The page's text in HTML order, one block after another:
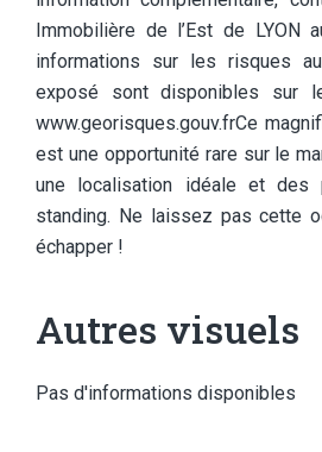
Immobilière de l’Est de LYON
informations sur les risques
exposé sont disponibles sur
www.georisques.gouv.frCe
est une opportunité rare sur le
une localisation idéale et des
standing. Ne laissez pas cette
échapper !
Autres visuels
Pas d'informations disponibles